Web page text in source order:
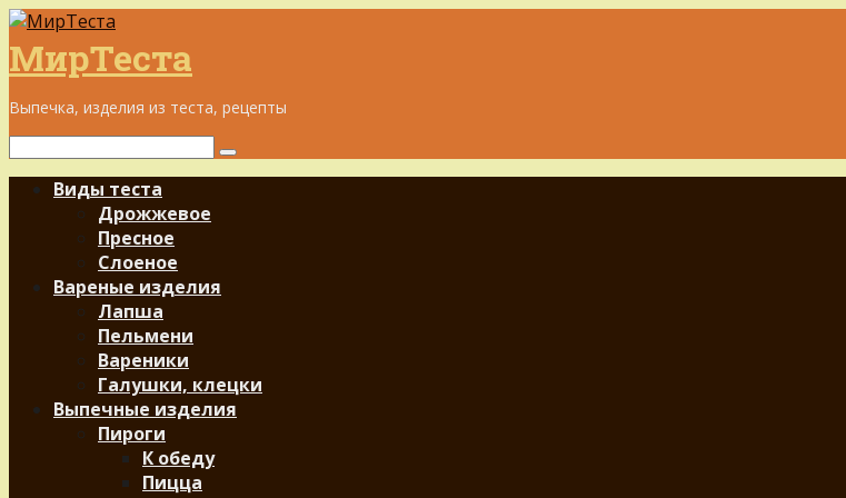
Перейти
к
контенту
МирТеста
Выпечка, изделия из теста, рецепты
Поиск:
Виды теста
Дрожжевое
Пресное
Слоеное
Вареные изделия
Лапша
Пельмени
Вареники
Галушки, клецки
Выпечные изделия
Пироги
К обеду
Пицца